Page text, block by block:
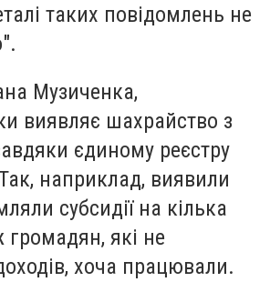
таких повідомлень не
Музиченка,
виявляє шахрайство з
єдиному реєстру
наприклад, виявили
субсидії на кілька
громадян, які не
хоча працювали.